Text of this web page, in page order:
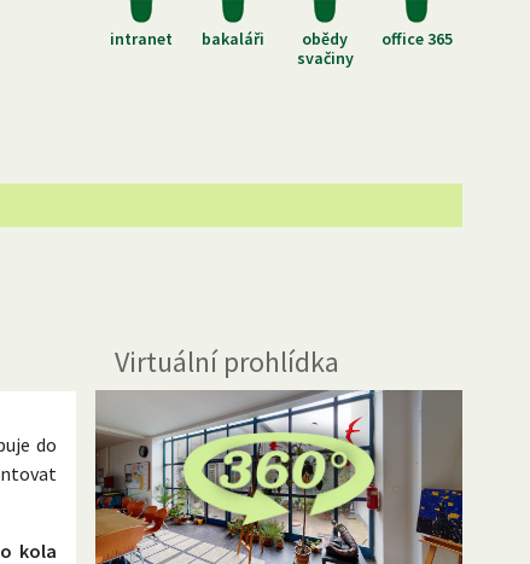
intranet bakaláři
obědy
svačiny
office 365
do
kola
Virtuální prohlídka